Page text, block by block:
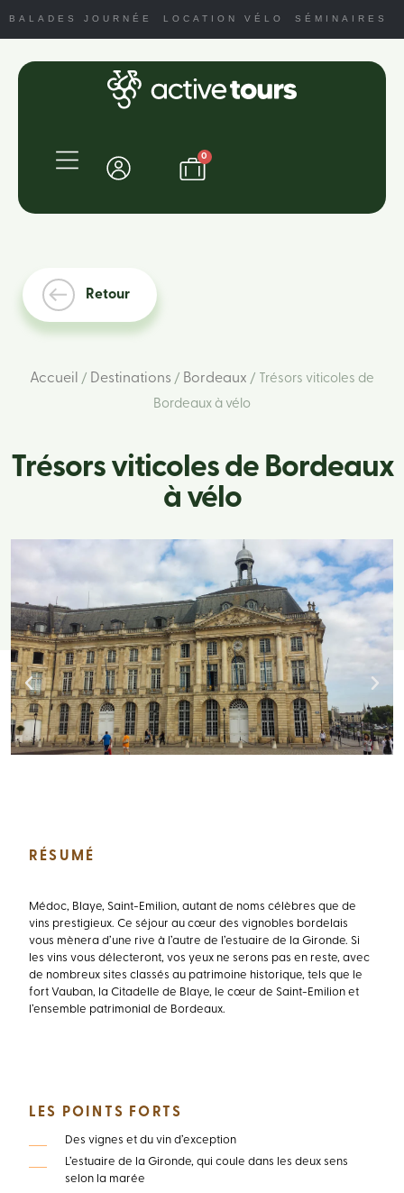
BALADES JOURNÉE LOCATION VÉLO SÉMINAIRES
0
Retour
Accueil / Destinations / Bordeaux / Trésors viticoles de
Bordeaux à vélo
Trésors viticoles de Bordeaux
à vélo
RÉSUMÉ
Médoc, Blaye, Saint-Emilion, autant de noms célèbres que de
vins prestigieux. Ce séjour au cœur des vignobles bordelais
vous mènera d’une rive à l’autre de l’estuaire de la Gironde. Si
les vins vous délecteront, vos yeux ne serons pas en reste, avec
de nombreux sites classés au patrimoine historique, tels que le
fort Vauban, la Citadelle de Blaye, le cœur de Saint-Emilion et
l’ensemble patrimonial de Bordeaux.
LES POINTS FORTS
Des vignes et du vin d’exception
L’estuaire de la Gironde, qui coule dans les deux sens
selon la marée